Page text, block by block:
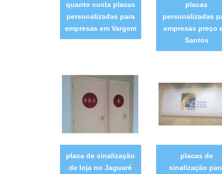
quanto custa placas
personalizadas para
empresas em Vargem
placas
personalizadas
empresas preço
Santos
placa de sinalização
de loja no Jaguaré
placas de
sinalização